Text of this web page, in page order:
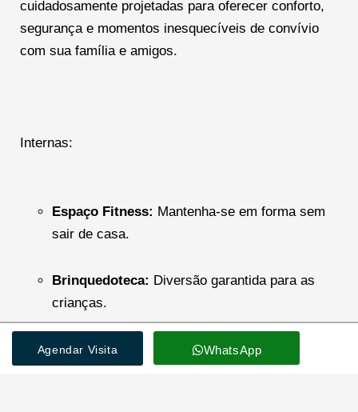
cuidadosamente projetadas para oferecer conforto,
segurança e momentos inesquecíveis de convívio
com sua família e amigos.
Internas:
Espaço Fitness: Mantenha-se em forma sem
sair de casa.
Brinquedoteca: Diversão garantida para as
crianças.
Salão de Festas:
Celebre momentos especiais
Agendar Visita WhatsApp